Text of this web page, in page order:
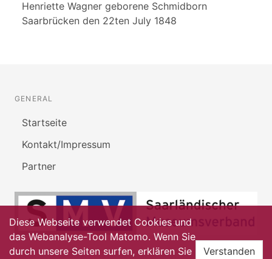
Henriette Wagner geborene Schmidborn
Saarbrücken den 22ten July 1848
GENERAL
Startseite
Kontakt/Impressum
Partner
Diese Webseite verwendet Cookies und
das Webanalyse-Tool Matomo. Wenn Sie
durch unsere Seiten surfen, erklären Sie
Verstanden